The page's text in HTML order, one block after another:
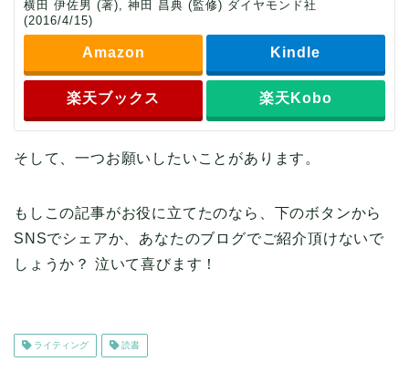
横田 伊佐男 (著), 神田 昌典 (監修) ダイヤモンド社
(2016/4/15)
Amazon Kindle
楽天ブックス 楽天Kobo
そして、一つお願いしたいことがあります。
もしこの記事がお役に立てたのなら、下のボタンから
SNSでシェアか、あなたのブログでご紹介頂けないで
しょうか？ 泣いて喜びます！
ライティング 読書